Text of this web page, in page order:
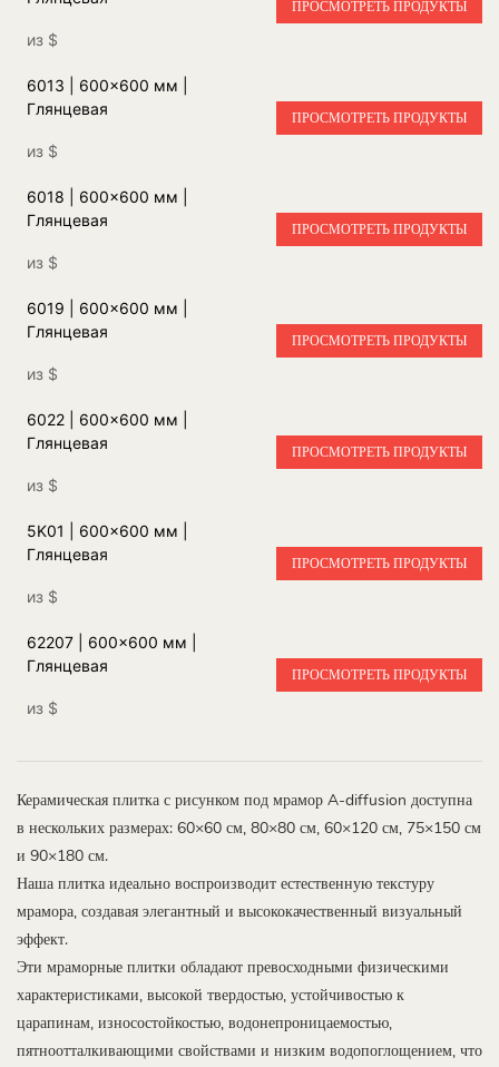
из $
ПРОСМОТРЕТЬ ПРОДУКТЫ
6013 | 600x600 мм |
Глянцевая
из $
ПРОСМОТРЕТЬ ПРОДУКТЫ
6018 | 600x600 мм |
Глянцевая
из $
ПРОСМОТРЕТЬ ПРОДУКТЫ
6019 | 600x600 мм |
Глянцевая
из $
ПРОСМОТРЕТЬ ПРОДУКТЫ
6022 | 600x600 мм |
Глянцевая
из $
ПРОСМОТРЕТЬ ПРОДУКТЫ
5K01 | 600x600 мм |
Глянцевая
из $
ПРОСМОТРЕТЬ ПРОДУКТЫ
62207 | 600x600 мм |
Глянцевая
из $
ПРОСМОТРЕТЬ ПРОДУКТЫ
Керамическая плитка с рисунком под мрамор A-diffusion доступна
в нескольких размерах: 60×60 см, 80×80 см, 60×120 см, 75×150 см
и 90×180 см.
Наша плитка идеально воспроизводит естественную текстуру
мрамора, создавая элегантный и высококачественный визуальный
эффект.
Эти мраморные плитки обладают превосходными физическими
характеристиками, высокой твердостью, устойчивостью к
царапинам, износостойкостью, водонепроницаемостью,
пятноотталкивающими свойствами и низким водопоглощением, что